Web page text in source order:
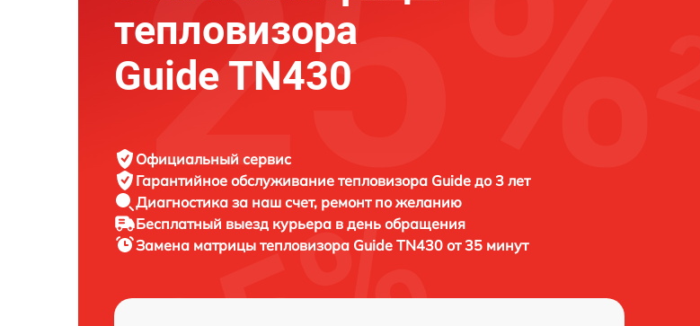
тепловизора
Guide TN430
Официальный сервис
Гарантийное обслуживание тепловизора Guide до 3 лет
Диагностика за наш счет, ремонт по желанию
Бесплатный выезд курьера в день обращения
Замена матрицы тепловизора Guide TN430 от 35 минут